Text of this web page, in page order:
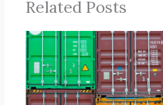
Related Posts